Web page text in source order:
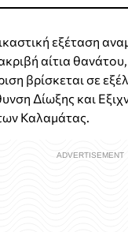
εξέταση
αίτια
βρίσκεται σε
Δίωξης και
Καλαμάτας.